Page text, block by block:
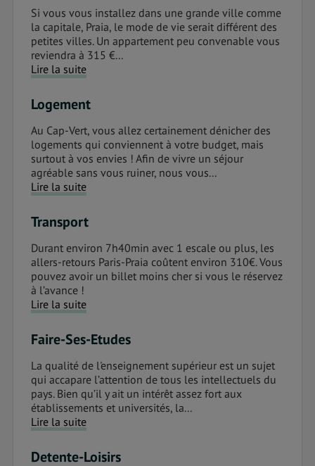
Si vous vous installez dans une grande ville comme
la capitale, Praia, le mode de vie serait différent des
petites villes. Un appartement peu convenable vous
reviendra à 315 €...
Lire la suite
Logement
Au Cap-Vert, vous allez certainement dénicher des
logements qui conviennent à votre budget, mais
surtout à vos envies ! Afin de vivre un séjour
agréable sans vous ruiner, nous vous...
Lire la suite
Transport
Durant environ 7h40min avec 1 escale ou plus, les
allers-retours Paris-Praia coûtent environ 310€. Vous
pouvez avoir un billet moins cher si vous le réservez
à l’avance !
Lire la suite
Faire-Ses-Etudes
La qualité de l'enseignement supérieur est un sujet
qui accapare l’attention de tous les intellectuels du
pays. Bien qu’il y ait un intérêt assez fort aux
établissements et universités, la...
Lire la suite
Detente-Loisirs